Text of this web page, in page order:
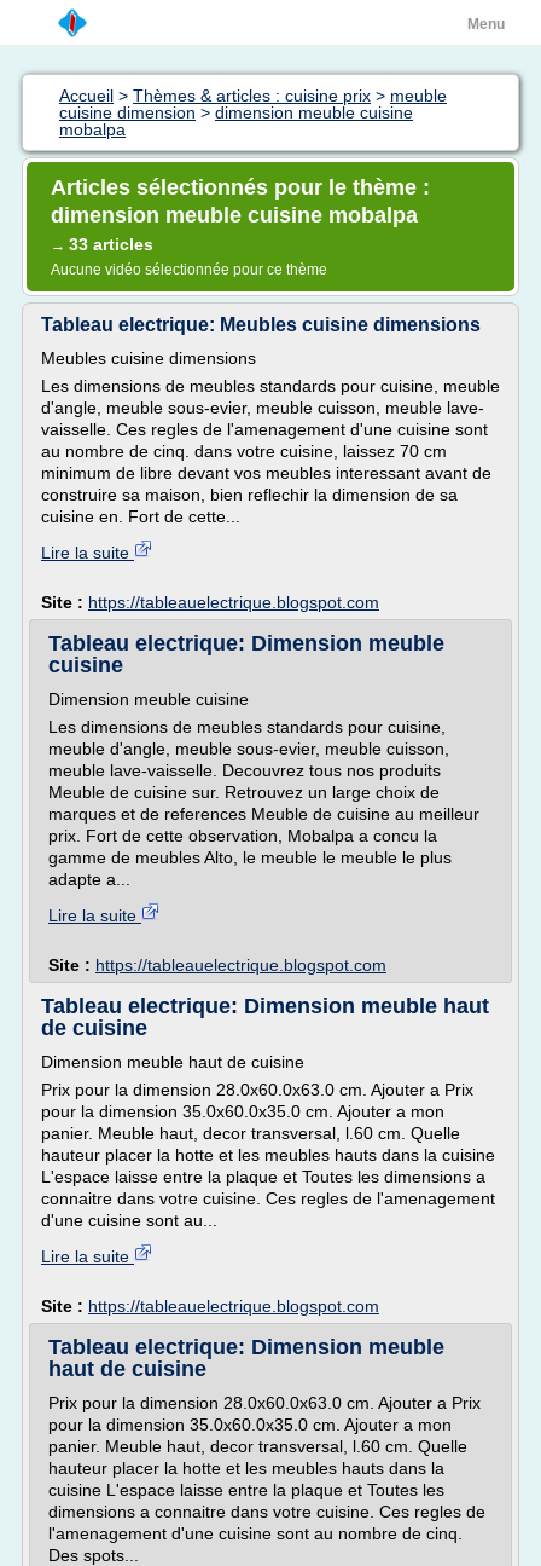
Menu
Accueil > Thèmes & articles : cuisine prix > meuble
cuisine dimension > dimension meuble cuisine
mobalpa
Articles sélectionnés pour le thème :
dimension meuble cuisine mobalpa
→ 33 articles
Aucune vidéo sélectionnée pour ce thème
Tableau electrique: Meubles cuisine dimensions
Meubles cuisine dimensions
Les dimensions de meubles standards pour cuisine, meuble
d'angle, meuble sous-evier, meuble cuisson, meuble lave-
vaisselle. Ces regles de l'amenagement d'une cuisine sont
au nombre de cinq. dans votre cuisine, laissez 70 cm
minimum de libre devant vos meubles interessant avant de
construire sa maison, bien reflechir la dimension de sa
cuisine en. Fort de cette...
Lire la suite
Site : https://tableauelectrique.blogspot.com
Tableau electrique: Dimension meuble
cuisine
Dimension meuble cuisine
Les dimensions de meubles standards pour cuisine,
meuble d'angle, meuble sous-evier, meuble cuisson,
meuble lave-vaisselle. Decouvrez tous nos produits
Meuble de cuisine sur. Retrouvez un large choix de
marques et de references Meuble de cuisine au meilleur
prix. Fort de cette observation, Mobalpa a concu la
gamme de meubles Alto, le meuble le meuble le plus
adapte a...
Lire la suite
Site : https://tableauelectrique.blogspot.com
Tableau electrique: Dimension meuble haut
de cuisine
Dimension meuble haut de cuisine
Prix pour la dimension 28.0x60.0x63.0 cm. Ajouter a Prix
pour la dimension 35.0x60.0x35.0 cm. Ajouter a mon
panier. Meuble haut, decor transversal, l.60 cm. Quelle
hauteur placer la hotte et les meubles hauts dans la cuisine
L'espace laisse entre la plaque et Toutes les dimensions a
connaitre dans votre cuisine. Ces regles de l'amenagement
d'une cuisine sont au...
Lire la suite
Site : https://tableauelectrique.blogspot.com
Tableau electrique: Dimension meuble
haut de cuisine
Prix pour la dimension 28.0x60.0x63.0 cm. Ajouter a Prix
pour la dimension 35.0x60.0x35.0 cm. Ajouter a mon
panier. Meuble haut, decor transversal, l.60 cm. Quelle
hauteur placer la hotte et les meubles hauts dans la
cuisine L'espace laisse entre la plaque et Toutes les
dimensions a connaitre dans votre cuisine. Ces regles de
l'amenagement d'une cuisine sont au nombre de cinq.
Des spots...